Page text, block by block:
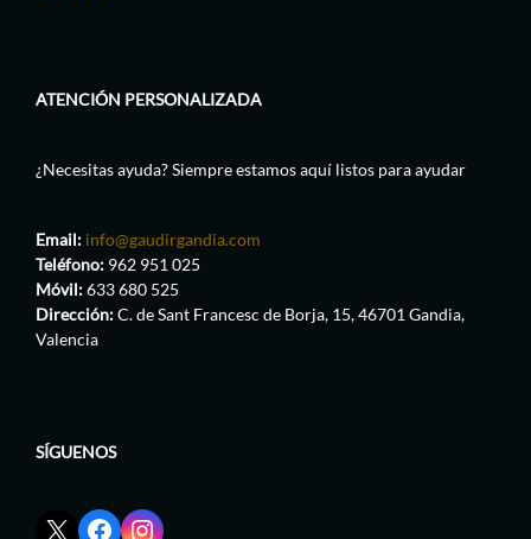
ATENCIÓN PERSONALIZADA
¿Necesitas ayuda? Siempre estamos aquí listos para ayudar
Email: info@gaudirgandia.com
Teléfono: 962 951 025
Móvil:633 680 525
Dirección:C. de Sant Francesc de Borja, 15, 46701 Gandia,
Valencia
SÍGUENOS
EnlaceEnlaceEnlace